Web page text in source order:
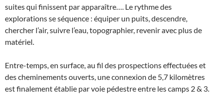
suites qui finissent par apparaître…. Le rythme des
explorations se séquence : équiper un puits, descendre,
chercher l’air, suivre l’eau, topographier, revenir avec plus de
matériel.
Entre-temps, en surface, au fil des prospections effectuées et
des cheminements ouverts, une connexion de 5,7 kilomètres
est finalement établie par voie pédestre entre les camps 2 & 3.